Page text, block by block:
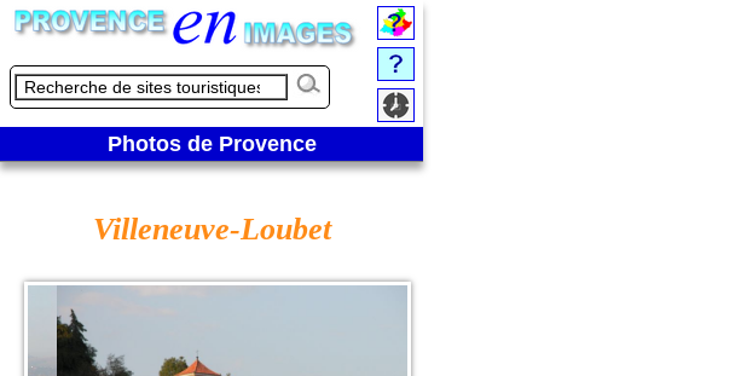
Photos de Provence
Villeneuve-Loubet